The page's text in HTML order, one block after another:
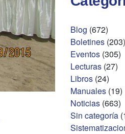
Blog (672)
Boletines (203)
Eventos (305)
Lecturas (27)
Libros (24)
Manuales (19)
Noticias (663)
Sin categoría